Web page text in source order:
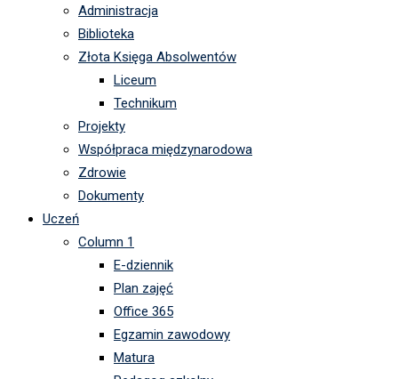
Administracja
Biblioteka
Złota Księga Absolwentów
Liceum
Technikum
Projekty
Współpraca międzynarodowa
Zdrowie
Dokumenty
Uczeń
Column 1
E-dziennik
Plan zajęć
Office 365
Egzamin zawodowy
Matura